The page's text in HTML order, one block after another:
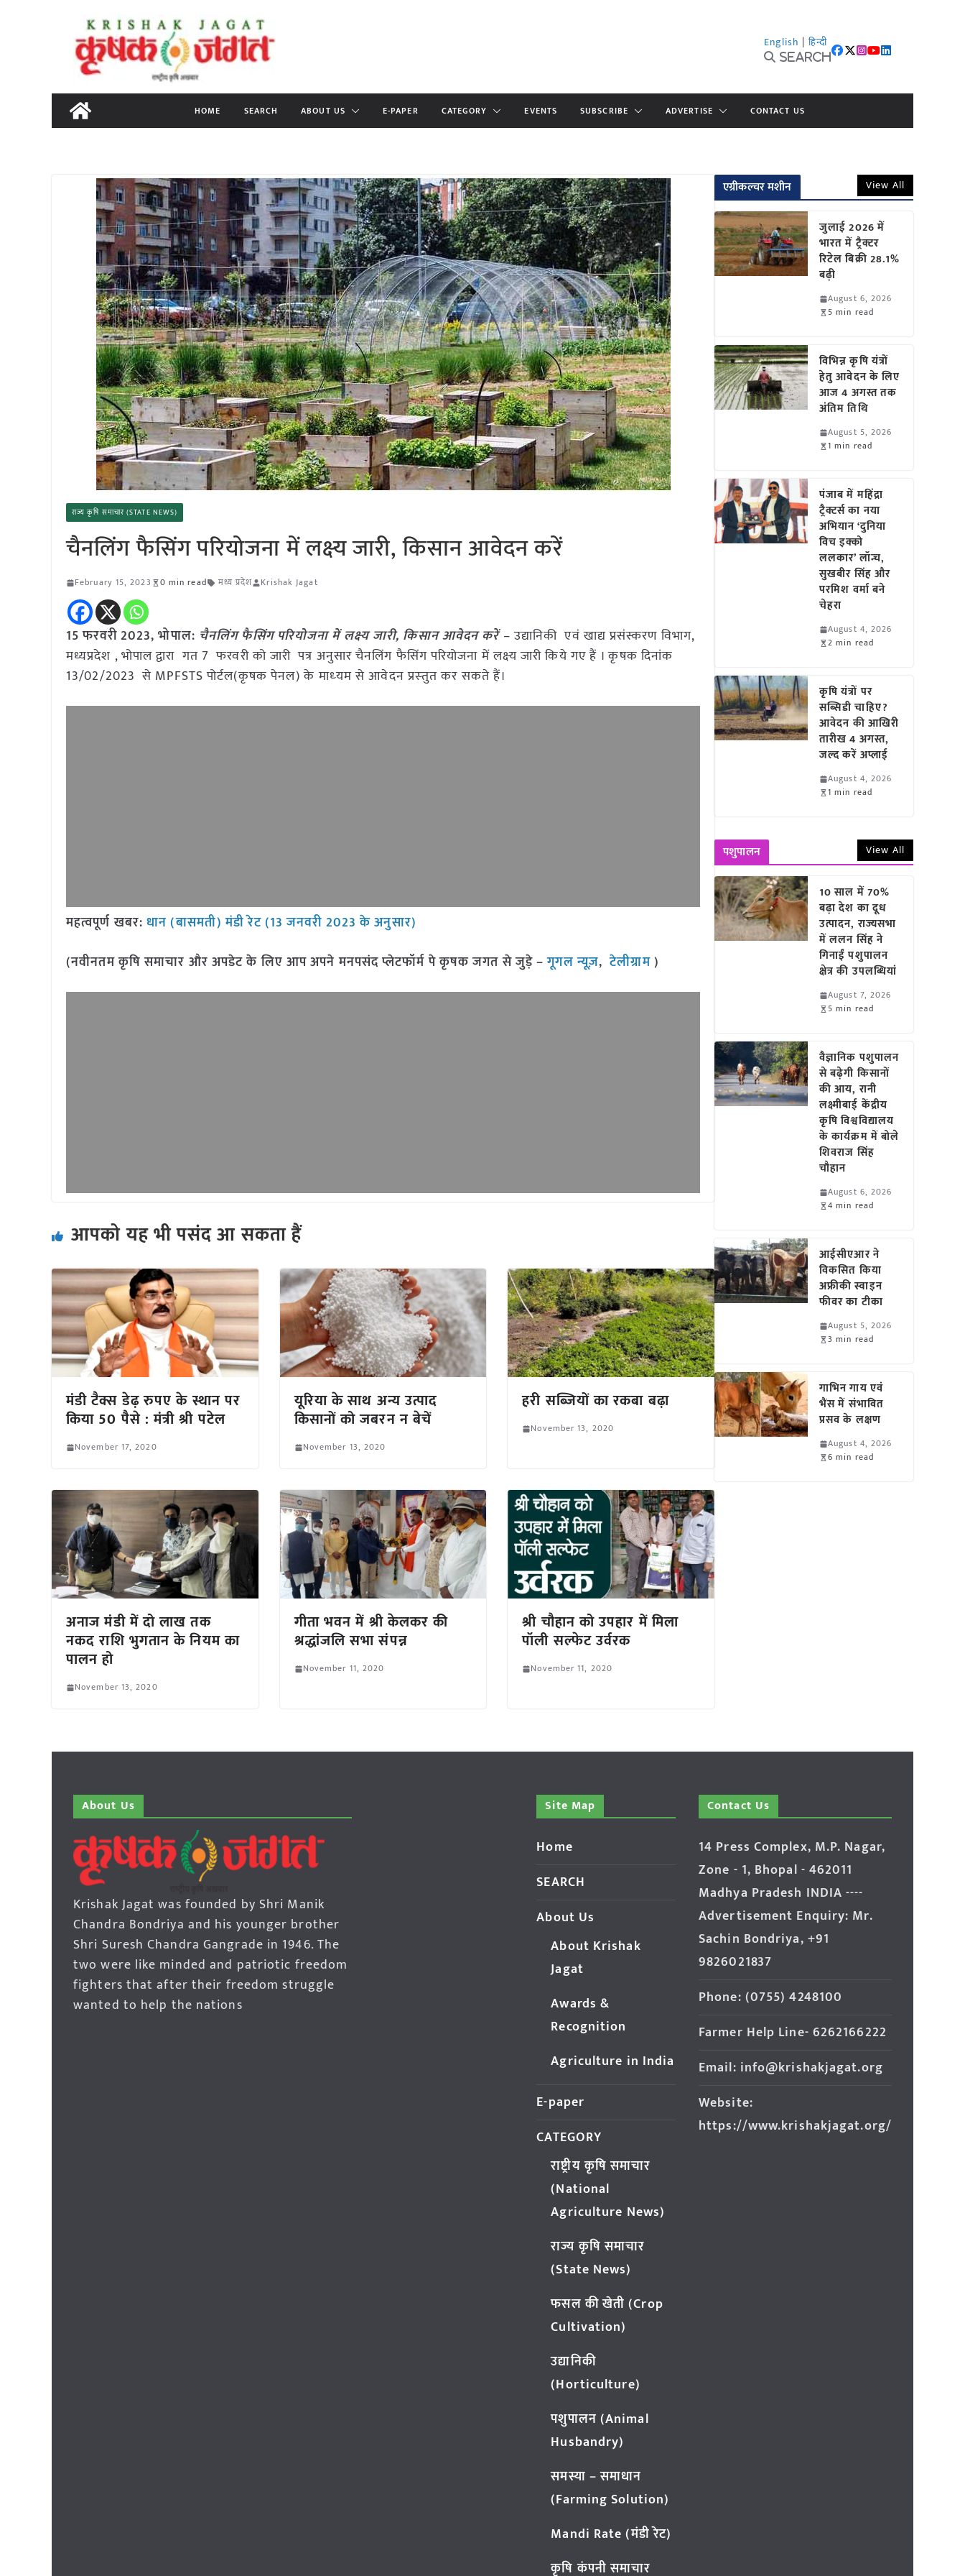
content
English | हिन्दी
Search
HOME SEARCH ABOUT US E-PAPER CATEGORY EVENTS SUBSCRIBE ADVERTISE CONTACT US
राज्य कृषि समाचार (STATE NEWS)
चैनलिंग फैसिंग परियोजना में लक्ष्‍य जारी, किसान आवेदन करें
February 15, 2023 0 min read मध्य प्रदेश Krishak Jagat
15 फरवरी 2023,भोपाल: चैनलिंग फैसिंग परियोजना में लक्ष्‍य जारी, किसान आवेदन करें– उद्यानिकी एवं खाद्य प्रसंस्करण विभाग,
मध्यप्रदेश , भोपाल द्वारा गत 7 फरवरी को जारी पत्र अनुसार चैनलिंग फैसिंग परियोजना में लक्ष्‍य जारी किये गए हैं । कृषक दिनांक
13/02/2023 से MPFSTS पोर्टल(कृषक पेनल) के माध्‍यम से आवेदन प्रस्‍तुत कर सकते हैं।
महत्वपूर्ण खबर:धान (बासमती) मंडी रेट (13 जनवरी 2023 के अनुसार)
(नवीनतम कृषि समाचार और अपडेट के लिए आप अपने मनपसंद प्लेटफॉर्म पे कृषक जगत से जुड़े –गूगल न्यूज़,टेलीग्राम)
आपको यह भी पसंद आ सकता हैं
मंडी टैक्स डेढ़ रुपए के स्थान पर
किया 50 पैसे : मंत्री श्री पटेल
November 17, 2020
यूरिया के साथ अन्य उत्पाद
किसानों को जबरन न बेचें
November 13, 2020
हरी सब्जियों का रकबा बढ़ा
November 13, 2020
अनाज मंडी में दो लाख तक
नकद राशि भुगतान के नियम का
पालन हो
November 13, 2020
गीता भवन में श्री केलकर की
श्रद्धांजलि सभा संपन्न
November 11, 2020
श्री चौहान को उपहार में मिला
पॉली सल्फेट उर्वरक
November 11, 2020
एग्रीकल्चर मशीन View All
जुलाई 2026 में
भारत में ट्रैक्टर
रिटेल बिक्री 28.1%
बढ़ी
August 6, 2026
5 min read
विभिन्न कृषि यंत्रों
हेतु आवेदन के लिए
आज 4 अगस्त तक
अंतिम तिथि
August 5, 2026
1 min read
पंजाब में महिंद्रा
ट्रैक्टर्स का नया
अभियान ‘दुनिया
विच इक्को
ललकार’ लॉन्च,
सुखबीर सिंह और
परमिश वर्मा बने
चेहरा
August 4, 2026
2 min read
कृषि यंत्रों पर
सब्सिडी चाहिए?
आवेदन की आखिरी
तारीख 4 अगस्त,
जल्द करें अप्लाई
August 4, 2026
1 min read
पशुपालन View All
10 साल में 70%
बढ़ा देश का दूध
उत्पादन, राज्यसभा
में ललन सिंह ने
गिनाईं पशुपालन
क्षेत्र की उपलब्धियां
August 7, 2026
5 min read
वैज्ञानिक पशुपालन
से बढ़ेगी किसानों
की आय, रानी
लक्ष्मीबाई केंद्रीय
कृषि विश्वविद्यालय
के कार्यक्रम में बोले
शिवराज सिंह
चौहान
August 6, 2026
4 min read
आईसीएआर ने
विकसित किया
अफ्रीकी स्वाइन
फीवर का टीका
August 5, 2026
3 min read
गाभिन गाय एवं
भैंस में संभावित
प्रसव के लक्षण
August 4, 2026
6 min read
About Us
Krishak Jagat was founded by Shri Manik
Chandra Bondriya and his younger brother
Shri Suresh Chandra Gangrade in 1946. The
two were like minded and patriotic freedom
fighters that after their freedom struggle
wanted to help the nations
Site Map
Home
SEARCH
About Us
About Krishak
Jagat
Awards &
Recognition
Agriculture in India
E-paper
CATEGORY
राष्ट्रीय कृषि समाचार
(National
Agriculture News)
राज्य कृषि समाचार
(State News)
फसल की खेती (Crop
Cultivation)
उद्यानिकी
(Horticulture)
पशुपालन (Animal
Husbandry)
समस्या – समाधान
(Farming Solution)
Mandi Rate (मंडी रेट)
कृषि कंपनी समाचार
Contact Us
14 Press Complex, M.P. Nagar,
Zone - 1, Bhopal - 462011
Madhya Pradesh INDIA ----
Advertisement Enquiry: Mr.
Sachin Bondriya, +91
9826021837
Phone: (0755) 4248100
Farmer Help Line- 6262166222
Email: info@krishakjagat.org
Website:
https://www.krishakjagat.org/